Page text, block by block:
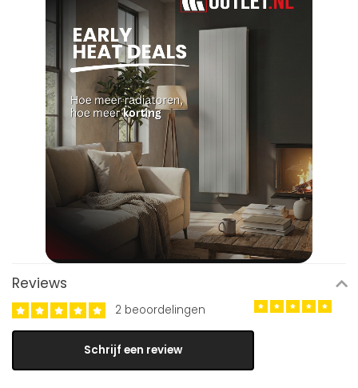
Reviews
2 beoordelingen
Schrijf een review